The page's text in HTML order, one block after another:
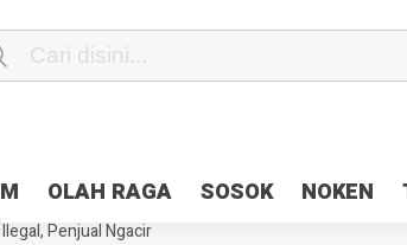
OLAH RAGA SOSOK NOKEN
Pesan Sejuk Polri di Deklarasi Pemilu Ceria
Jayapura Cair 10 Persen, Deposit Kas Daerah
Penjual Ngacir